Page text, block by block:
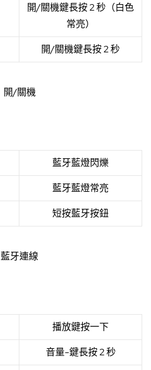
開/關機鍵長按 2 秒（白色
常亮）
開/關機鍵長按 2 秒
開/關機
藍牙藍燈閃爍
藍牙藍燈常亮
短按藍牙按鈕
藍牙連線
播放鍵按一下
音量-鍵長按 2 秒